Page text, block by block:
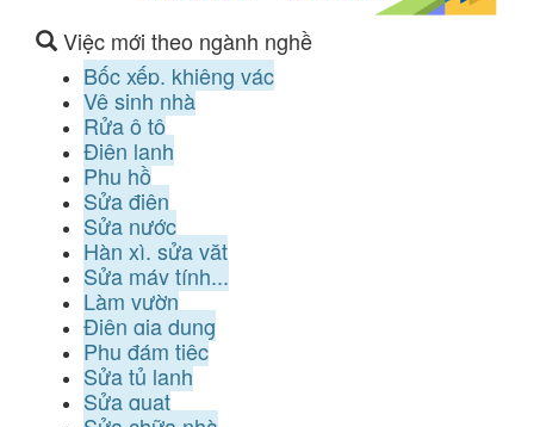
Việc mới theo ngành nghề
Bốc xếp, khiêng vác
Vệ sinh nhà
Rửa ô tô
Điện lạnh
Phụ hồ
Sửa điện
Sửa nước
Hàn xì, sửa vặt
Sửa máy tính...
Làm vườn
Điện gia dụng
Phụ đám tiệc
Sửa tủ lạnh
Sửa quạt